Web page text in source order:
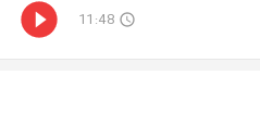
11:48